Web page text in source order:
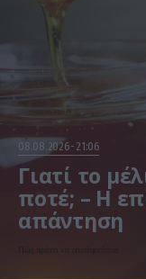
08.08.2026 21:06
Γιατί το
ποτέ; – Η
απάντηση
Πώς πρέπει να αποθηκεύεται